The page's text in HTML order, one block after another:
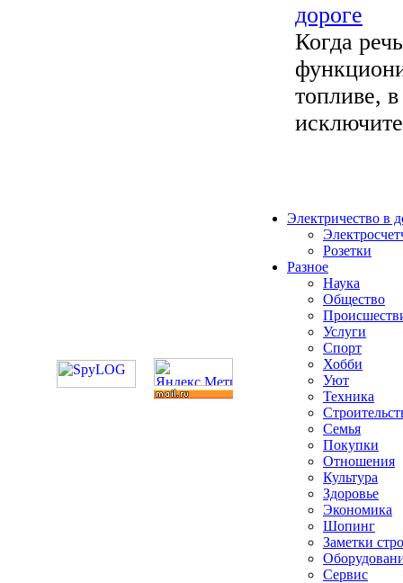
дороге
Когда
топливе,
Электричество в
Розетки
Разное
Наука
Общество
Услуги
Спорт
Хобби
Уют
Техника
Семья
Покупки
Отношения
Культура
Здоровье
Экономика
Шопинг
Заметки
Сервис